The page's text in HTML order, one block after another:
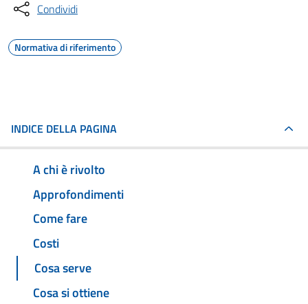
Condividi
Normativa di riferimento
INDICE DELLA PAGINA
A chi è rivolto
Approfondimenti
Come fare
Costi
Cosa serve
Cosa si ottiene